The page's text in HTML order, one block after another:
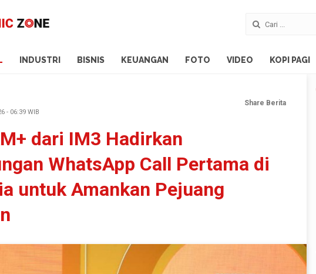
INDUSTRI BISNIS KEUANGAN FOTO VIDEO KOPI PAGI
- 06:39 WIB
Share Berita
dari IM3 Hadirkan
WhatsApp Call Pertama di
untuk Amankan Pejuang